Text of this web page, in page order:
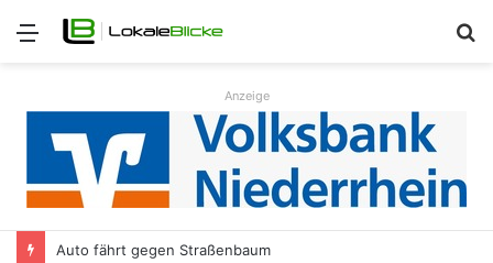
Menü
Anzeige
Auto fährt gegen Straßenbaum